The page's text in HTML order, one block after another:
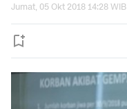
Jumat, 05 Okt 2018 14:28 WIB